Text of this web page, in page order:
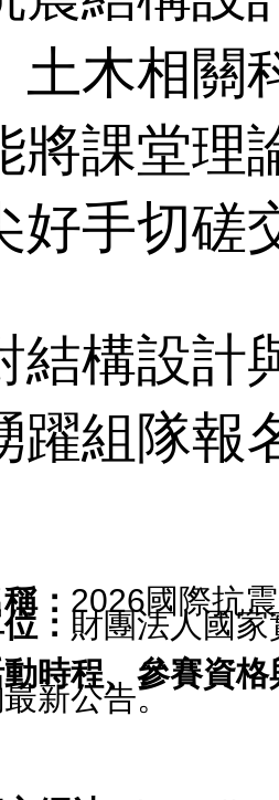
土木相關
將課堂理
好手切磋
結構設計
躍組隊報
： 2026國際抗
： 財團法人國
時程、參賽資
新公告。